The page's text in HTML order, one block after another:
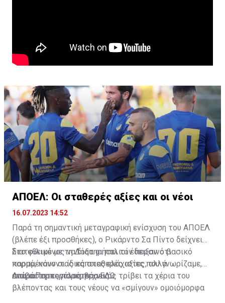
ΑΠΟΕΛ: Οι σταθερές αξίες και οι νέοι
16.07.2023 14:52
Παρά τη σημαντική μεταγραφική ενίσχυση του ΑΠΟΕΛ
(βλέπε έξι προσθήκες), ο Ρικάρντο Σα Πίντο δείχνει
διατεθειμένος να διατηρήσει τον περσινό βασικό
κορμό, κάνοντας κάποιες ελάχιστες, αλλά
απαραίτητες παρεμβάσεις.
Στο φιλικό με τη Δόξα οι παλιοί έδειξαν ότι
παραμένουν οι ίδιες σταθερές αξίες που γνωρίζαμε,
ενώ ο Πορτογάλος τεχνικός τρίβει τα χέρια του
βλέποντας και τους νέους να «σμίγουν» ομοιόμορφα
Διαβάστε περισσότεραΕΔΩ.